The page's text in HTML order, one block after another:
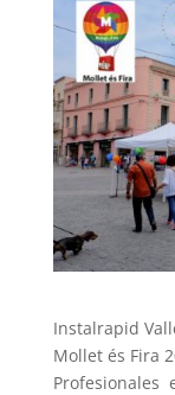
Instalrapid
Mollet és Fira
Profesionales